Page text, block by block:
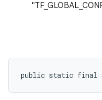
public static final